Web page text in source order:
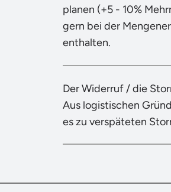
planen (+5 - 10%
gern bei der
enthalten.
Der Widerruf / die
Aus logistischen
es zu verspäteten